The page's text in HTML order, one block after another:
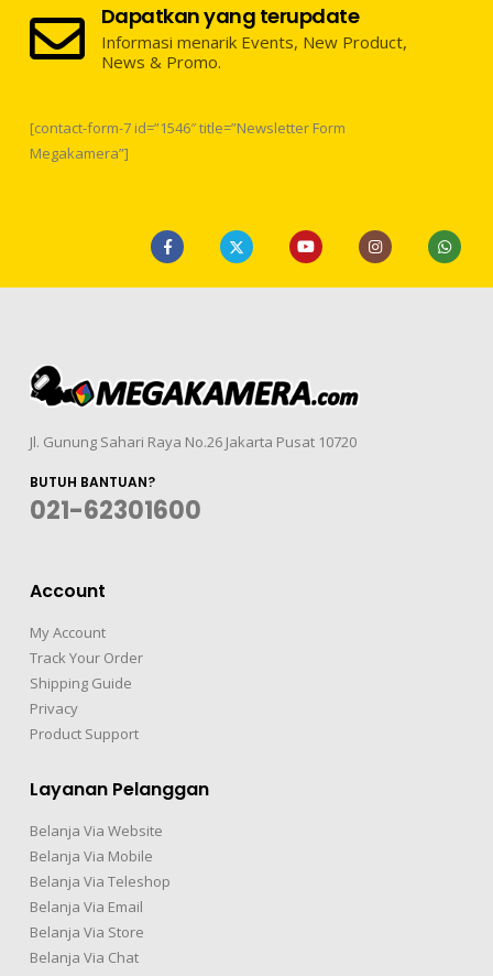
Dapatkan yang terupdate
Informasi menarik Events, New Product,
News & Promo.
[contact-form-7 id=”1546″ title=”Newsletter Form
Megakamera”]
Jl. Gunung Sahari Raya No.26 Jakarta Pusat 10720
BUTUH BANTUAN?
021-62301600
Account
My Account
Track Your Order
Shipping Guide
Privacy
Product Support
Layanan Pelanggan
Belanja Via Website
Belanja Via Mobile
Belanja Via Teleshop
Belanja Via Email
Belanja Via Store
Belanja Via Chat